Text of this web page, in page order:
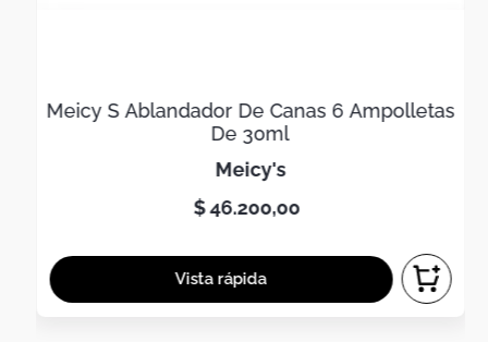
Meicy S Ablandador De Canas 6 Ampolletas
De 30ml
meicy's
$46.200,00